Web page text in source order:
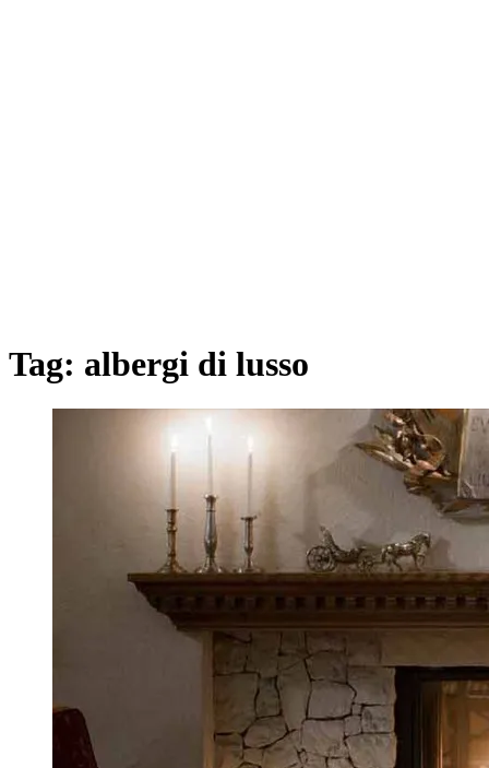
Tag: albergi di lusso